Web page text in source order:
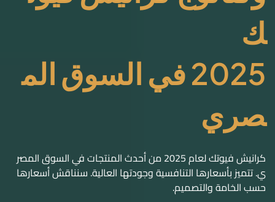
صري
كرانيش فيوتك لعام 2025 من أحدث المنتجات في السوق المصر
ي. تتميز بأسعارها التنافسية وجودتها العالية. سنناقش أسعارها
حسب الخامة والتصميم.
أسعار الكرانيش حسب الخ
امة